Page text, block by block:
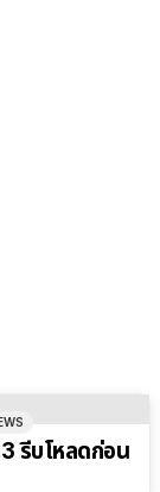
รีบโหลดก่อน